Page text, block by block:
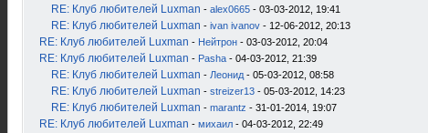
RE: Клуб любителей Luxman - alex0665 - 03-03-2012, 19:41
RE: Клуб любителей Luxman - ivan ivanov - 12-06-2012, 20:13
RE: Клуб любителей Luxman - Нейтрон - 03-03-2012, 20:04
RE: Клуб любителей Luxman - Pasha - 04-03-2012, 21:39
RE: Клуб любителей Luxman - Леонид - 05-03-2012, 08:58
RE: Клуб любителей Luxman - streizer13 - 05-03-2012, 14:23
RE: Клуб любителей Luxman - marantz - 31-01-2014, 19:07
RE: Клуб любителей Luxman - михаил - 04-03-2012, 22:49